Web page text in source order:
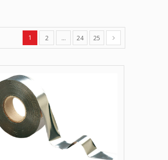
1 2 … 24 25